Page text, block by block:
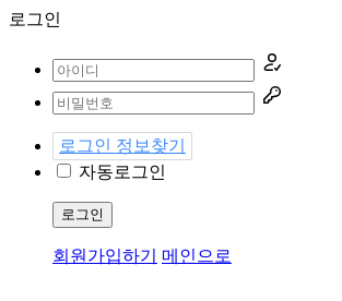
로그인
로그인 정보찾기
자동로그인
로그인
회원가입하기 메인으로